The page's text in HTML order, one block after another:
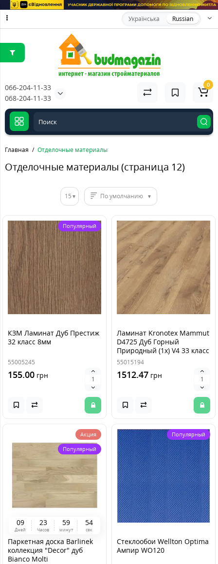
Українська Russian
066-204-11-33
068-204-11-33
0
Главная Отделочные материалы
Отделочные материалы (страница 12)
15 По умолчанию
Популярный
КЗМ Ламинат Дуб Престиж
32 класс 8мм
55005245
155.00 грн
Ламинат Kronotex Mammut
D4725 Дуб Горный
Природный (1х) V4 33 класс
12мм
55015194
1512.47 грн
Акция
Популярный
09
Дней
23
Часов
59
минут
54
сек
Паркетная доска Barlinek
коллекция "Decor" дуб
Bianco Molti
Популярный
Стеклообои Wellton Optima
Ампир WO120